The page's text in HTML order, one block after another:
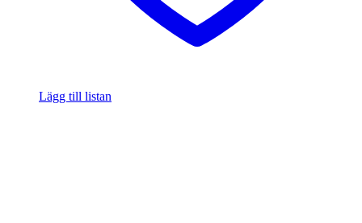
Lägg till listan